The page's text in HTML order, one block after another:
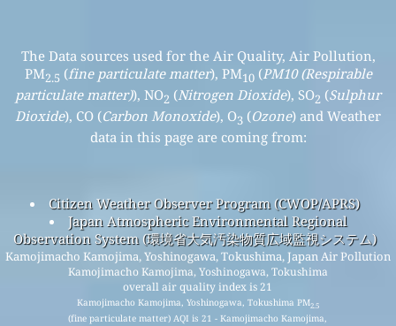
The Data sources used for the Air Quality, Air Pollution,
PM2.5 (fine particulate matter), PM10(PM10 (Respirable
particulate matter)), NO2 (Nitrogen Dioxide), SO2 (Sulphur
Dioxide), CO (Carbon Monoxide), O3 (Ozone) and Weather
data in this page are coming from:
Citizen Weather Observer Program (CWOP/APRS)
Japan Atmospheric Environmental Regional
Observation System (環境省大気汚染物質広域監視システム)
Kamojimacho Kamojima, Yoshinogawa, Tokushima, Japan Air Pollution
Kamojimacho Kamojima, Yoshinogawa, Tokushima
overall air quality index is 21
Kamojimacho Kamojima, Yoshinogawa, Tokushima PM2.5
(fine particulate matter) AQI is 21 - Kamojimacho Kamojima,